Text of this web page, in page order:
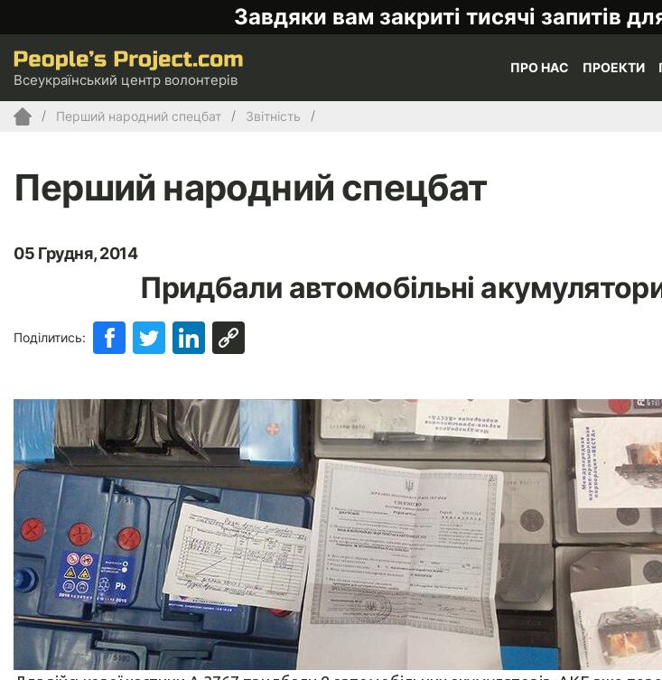
Завдяки вам закриті тисячі запитів
Всеукраїнський центр волонтерів
ПРО НАС ПРОЕКТИ
Перший народний спецбат Звітність
Перший народний спецбат
05 Грудня, 2014
Придбали автомобільні
Поділитись: